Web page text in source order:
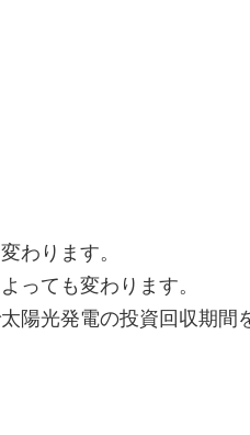
わります。
っても変わります。
陽光発電の投資回収期間